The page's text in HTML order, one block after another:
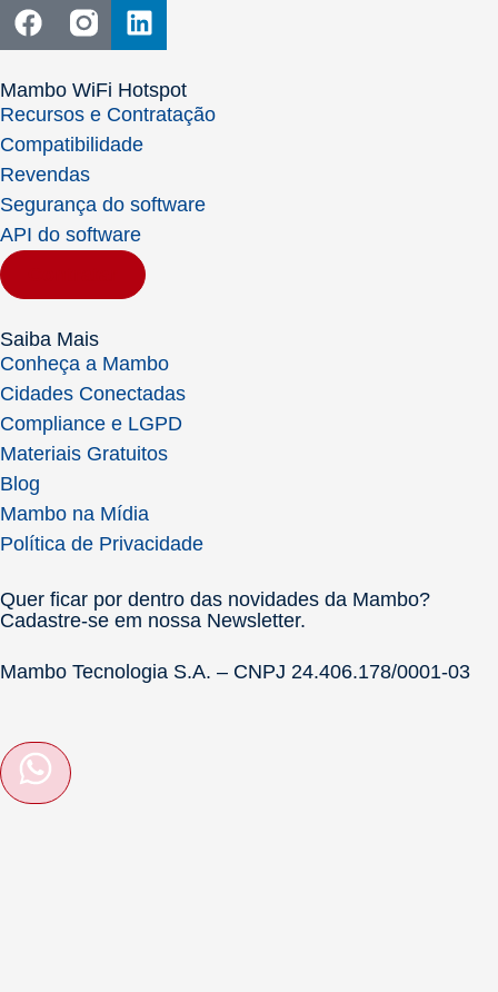
Mambo WiFi Hotspot
Recursos e Contratação
Compatibilidade
Revendas
Segurança do software
API do software
Saiba Mais
Conheça a Mambo
Cidades Conectadas
Compliance e LGPD
Materiais Gratuitos
Blog
Mambo na Mídia
Política de Privacidade
Quer ficar por dentro das novidades da Mambo?
Cadastre-se em nossa Newsletter.
Mambo Tecnologia S.A. – CNPJ 24.406.178/0001-03